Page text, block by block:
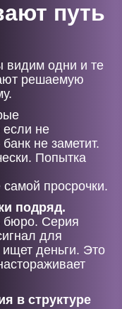
путь
видим одни и те
решаемую
если не
не заметит.
Попытка
самой просрочки.
подряд.
бюро. Серия
для
ищет деньги. Это
в структуре